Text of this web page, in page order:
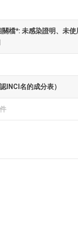
關檔*: 未感染證明、未使
INCI名的成分表）